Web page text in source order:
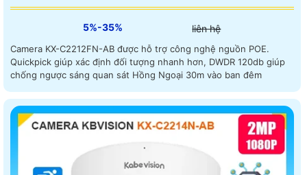
5%-35% liên hệ
Camera KX-C2212FN-AB được hỗ trợ công nghệ nguồn POE.
Quickpick giúp xác định đối tượng nhanh hơn, DWDR 120db giúp
chống ngược sáng quan sát Hồng Ngoại 30m vào ban đêm